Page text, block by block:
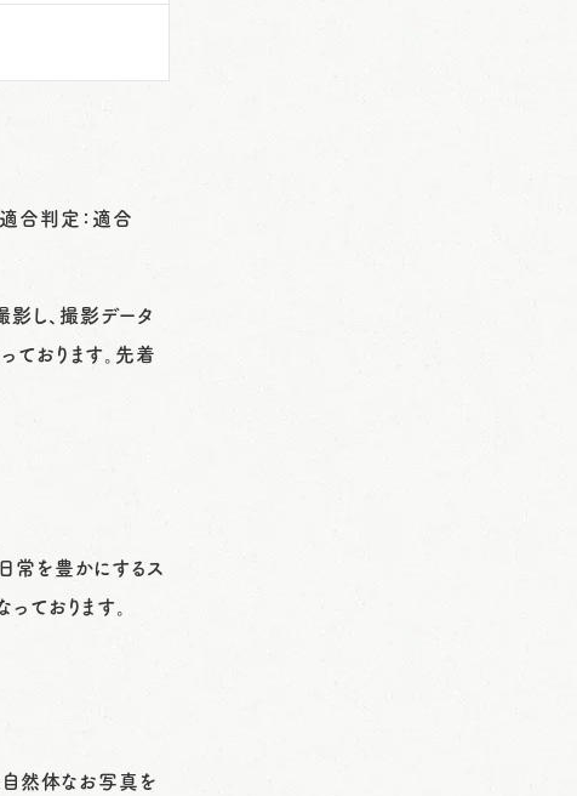
判定：適合
し、撮影データ
ております。先着
常を豊かにするス
ております。
然体なお写真を